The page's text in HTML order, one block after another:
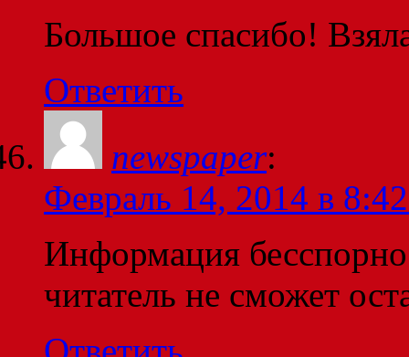
Большое спасибо!
Ответить
newspaper:
Февраль 14, 2014 в
Информация
читатель не сможет